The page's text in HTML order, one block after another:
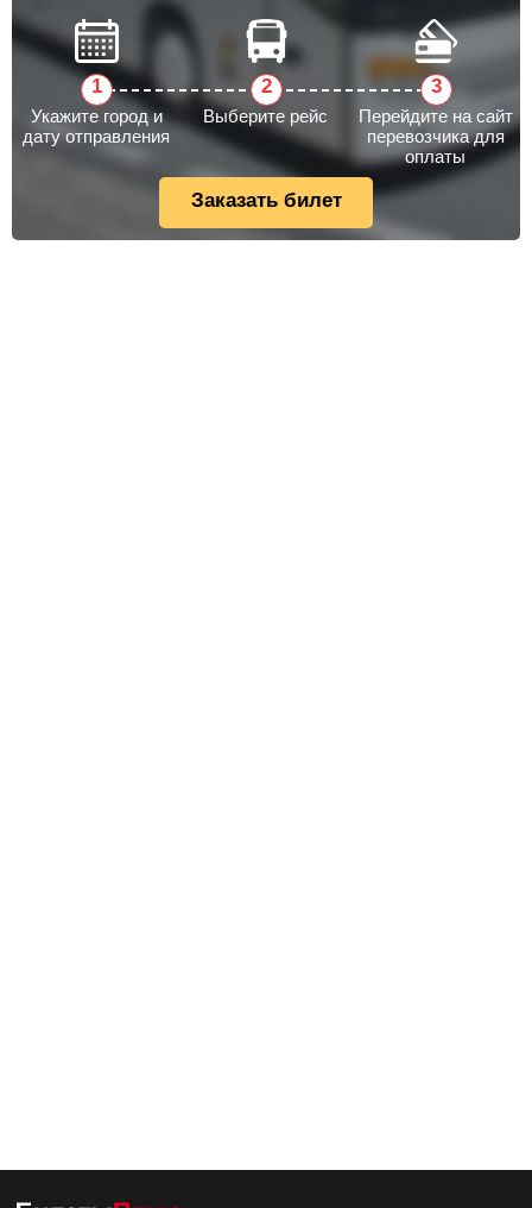
Укажите город и
дату отправления
Выберите рейс
Перейдите на сайт
перевозчика для
оплаты
Заказать билет